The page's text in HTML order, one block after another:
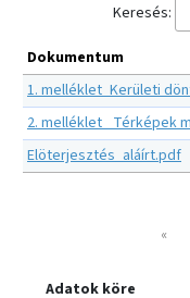
Keresés:
Dokumentum
1. melléklet_Kerületi
2. melléklet_ Térképek
Elöterjesztés_aláírt.pdf
«
Adatok köre